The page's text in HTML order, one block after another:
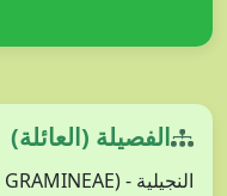
الفصيلة (العائلة)
النجيلية - POACEAE (GRAMINEAE)